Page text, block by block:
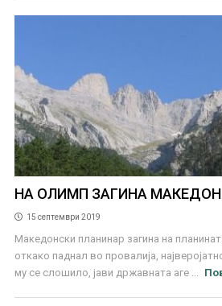
НА ОЛИМП ЗАГИНА
15 септември 2019
Македонски планинар загина на
откако паднал во провалија,
му се слошило, јави државната аге ...